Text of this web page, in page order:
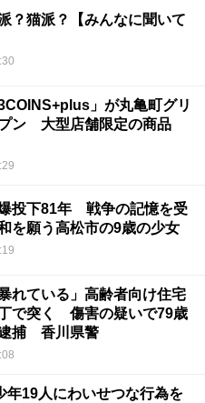
？猫派？【みんなに聞いて
」が丸亀町グリ
ン 大型店舗限定の商品
爆投下81年 戦争の記憶を受
を願う高松市の9歳の少女
れている」高齢者向け住宅
で突く 傷害の疑いで79歳
捕 香川県警
年19人にわいせつな行為を